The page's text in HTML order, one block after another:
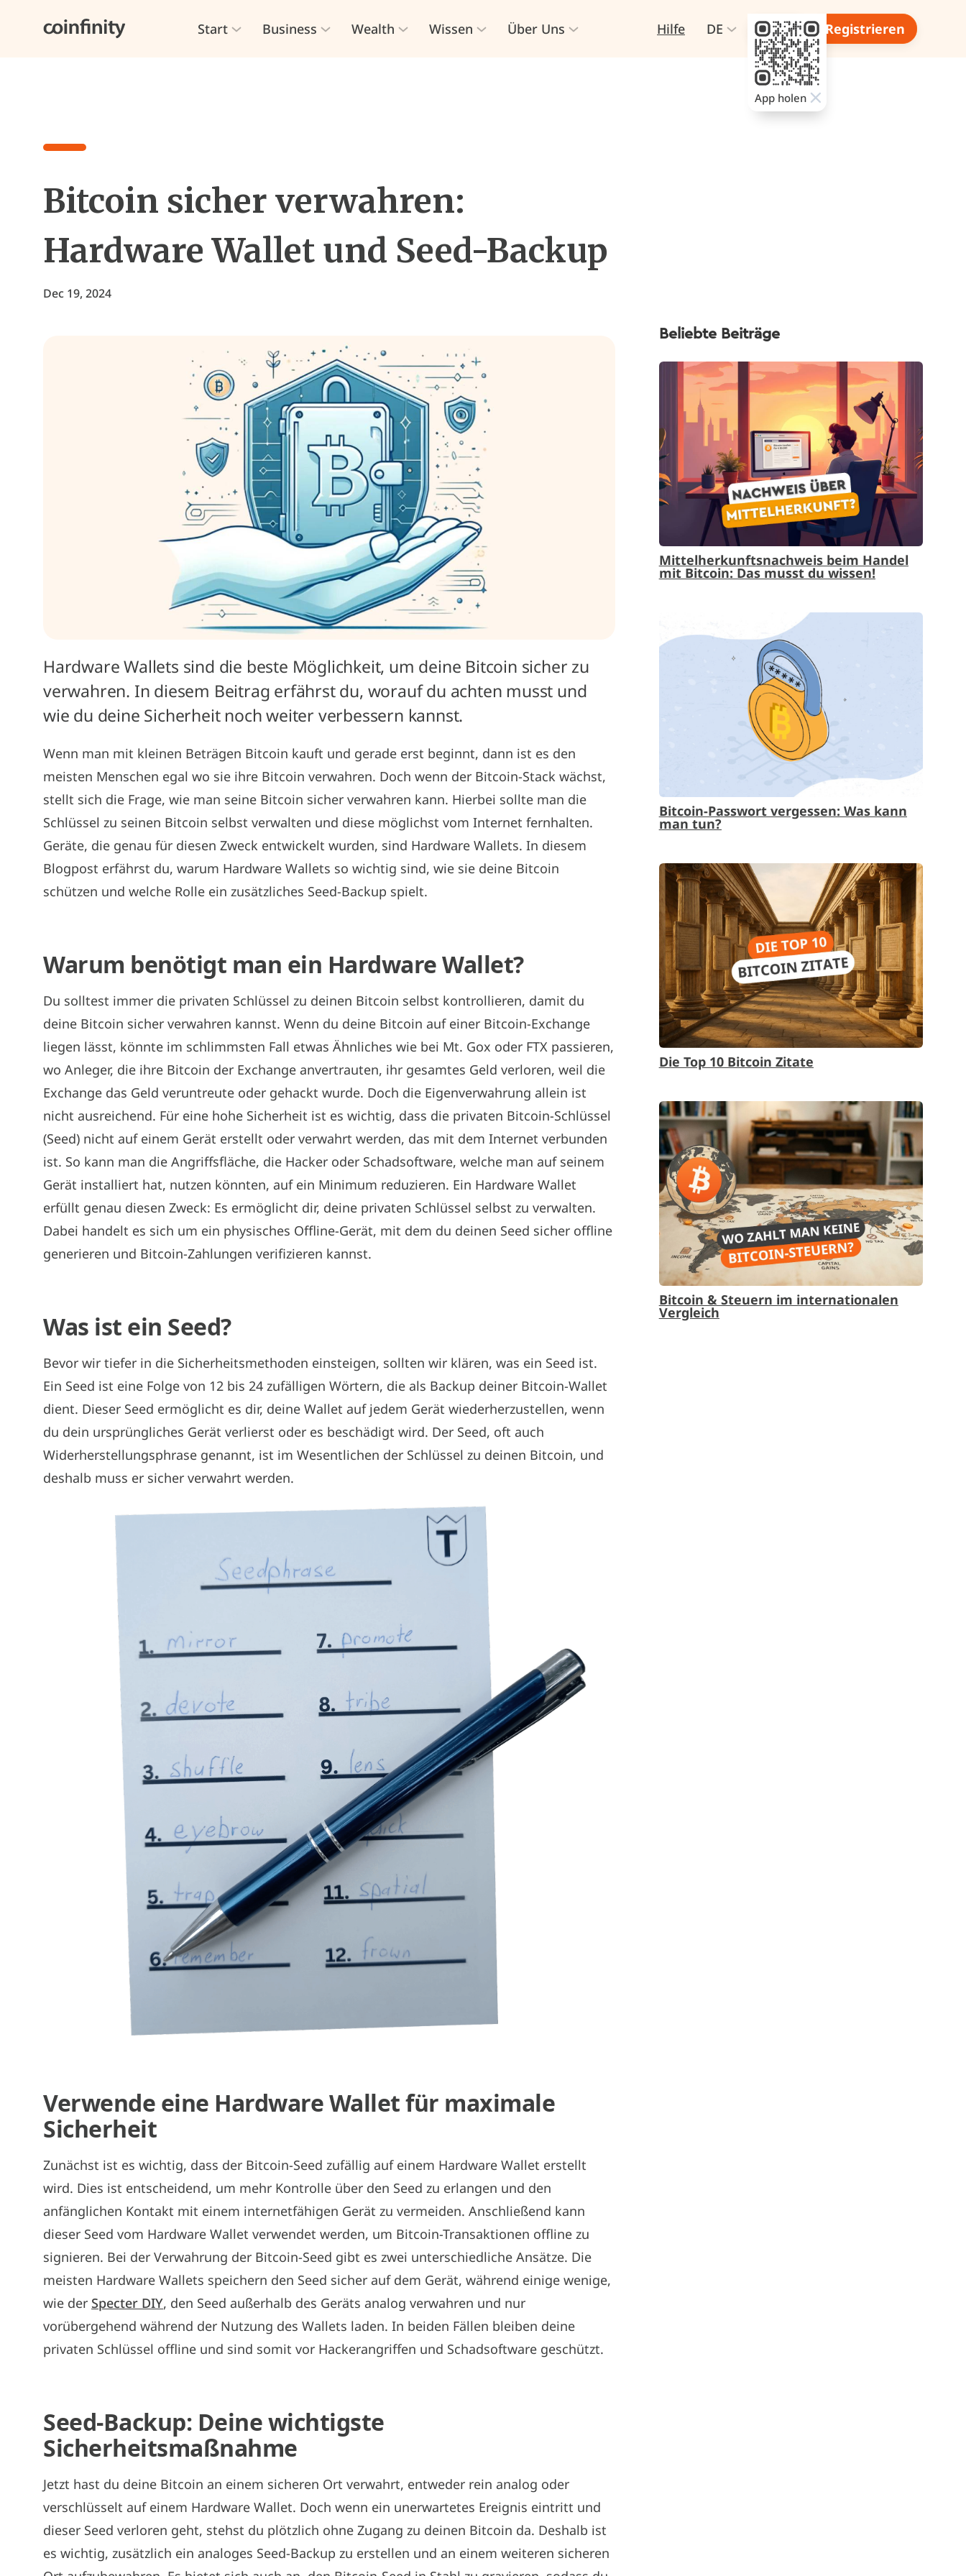
Start Business Wealth Wissen Über Uns Hilfe DE Login Registrieren
App holen
Bitcoin sicher verwahren:
Hardware Wallet und Seed-Backup
Dec 19, 2024
Hardware Wallets sind die beste Möglichkeit, um deine Bitcoin sicher zu
verwahren. In diesem Beitrag erfährst du, worauf du achten musst und
wie du deine Sicherheit noch weiter verbessern kannst.
Wenn man mit kleinen Beträgen Bitcoin kauft und gerade erst beginnt, dann ist es den
meisten Menschen egal wo sie ihre Bitcoin verwahren. Doch wenn der Bitcoin-Stack wächst,
stellt sich die Frage, wie man seine Bitcoin sicher verwahren kann. Hierbei sollte man die
Schlüssel zu seinen Bitcoin selbst verwalten und diese möglichst vom Internet fernhalten.
Geräte, die genau für diesen Zweck entwickelt wurden, sind Hardware Wallets. In diesem
Blogpost erfährst du, warum Hardware Wallets so wichtig sind, wie sie deine Bitcoin
schützen und welche Rolle ein zusätzliches Seed-Backup spielt.
Warum benötigt man ein Hardware Wallet?
Du solltest immer die privaten Schlüssel zu deinen Bitcoin selbst kontrollieren, damit du
deine Bitcoin sicher verwahren kannst. Wenn du deine Bitcoin auf einer Bitcoin-Exchange
liegen lässt, könnte im schlimmsten Fall etwas Ähnliches wie bei Mt. Gox oder FTX passieren,
wo Anleger, die ihre Bitcoin der Exchange anvertrauten, ihr gesamtes Geld verloren, weil die
Exchange das Geld veruntreute oder gehackt wurde. Doch die Eigenverwahrung allein ist
nicht ausreichend. Für eine hohe Sicherheit ist es wichtig, dass die privaten Bitcoin-Schlüssel
(Seed) nicht auf einem Gerät erstellt oder verwahrt werden, das mit dem Internet verbunden
ist. So kann man die Angriffsfläche, die Hacker oder Schadsoftware, welche man auf seinem
Gerät installiert hat, nutzen könnten, auf ein Minimum reduzieren. Ein Hardware Wallet
erfüllt genau diesen Zweck: Es ermöglicht dir, deine privaten Schlüssel selbst zu verwalten.
Dabei handelt es sich um ein physisches Offline-Gerät, mit dem du deinen Seed sicher offline
generieren und Bitcoin-Zahlungen verifizieren kannst.
Was ist ein Seed?
Bevor wir tiefer in die Sicherheitsmethoden einsteigen, sollten wir klären, was ein Seed ist.
Ein Seed ist eine Folge von 12 bis 24 zufälligen Wörtern, die als Backup deiner Bitcoin-Wallet
dient. Dieser Seed ermöglicht es dir, deine Wallet auf jedem Gerät wiederherzustellen, wenn
du dein ursprüngliches Gerät verlierst oder es beschädigt wird. Der Seed, oft auch
Widerherstellungsphrase genannt, ist im Wesentlichen der Schlüssel zu deinen Bitcoin, und
deshalb muss er sicher verwahrt werden.
Verwende eine Hardware Wallet für maximale
Sicherheit
Zunächst ist es wichtig, dass der Bitcoin-Seed zufällig auf einem Hardware Wallet erstellt
wird. Dies ist entscheidend, um mehr Kontrolle über den Seed zu erlangen und den
anfänglichen Kontakt mit einem internetfähigen Gerät zu vermeiden. Anschließend kann
dieser Seed vom Hardware Wallet verwendet werden, um Bitcoin-Transaktionen offline zu
signieren. Bei der Verwahrung der Bitcoin-Seed gibt es zwei unterschiedliche Ansätze. Die
meisten Hardware Wallets speichern den Seed sicher auf dem Gerät, während einige wenige,
wie der Specter DIY, den Seed außerhalb des Geräts analog verwahren und nur
vorübergehend während der Nutzung des Wallets laden. In beiden Fällen bleiben deine
privaten Schlüssel offline und sind somit vor Hackerangriffen und Schadsoftware geschützt.
Seed-Backup: Deine wichtigste
Sicherheitsmaßnahme
Jetzt hast du deine Bitcoin an einem sicheren Ort verwahrt, entweder rein analog oder
verschlüsselt auf einem Hardware Wallet. Doch wenn ein unerwartetes Ereignis eintritt und
dieser Seed verloren geht, stehst du plötzlich ohne Zugang zu deinen Bitcoin da. Deshalb ist
es wichtig, zusätzlich ein analoges Seed-Backup zu erstellen und an einem weiteren sicheren
Beliebte Beiträge
Mittelherkunftsnachweis beim Handel
mit Bitcoin: Das musst du wissen!
Bitcoin-Passwort vergessen: Was kann
man tun?
Die Top 10 Bitcoin Zitate
Bitcoin & Steuern im internationalen
Vergleich